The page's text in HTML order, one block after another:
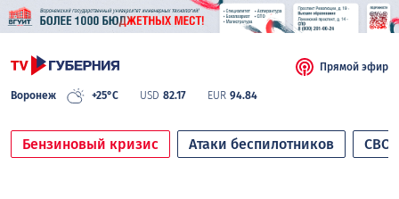
Воронеж +25°C USD 82.17 EUR 94.84
Прямой эфир
Бензиновый кризис Атаки беспилотников СВО